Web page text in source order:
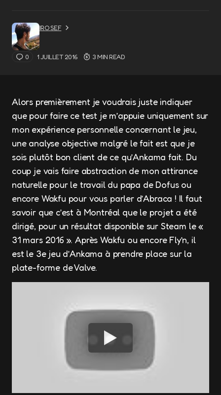
IRO SEF
0 1 JUILLET 2016 3 MIN READ
Alors premièrement je voudrais juste indiquer
que pour faire ce test je m’appuie uniquement sur
mon expérience personnelle concernant le jeu,
une analyse objective malgré le fait est que je
sois plutôt bon client de ce qu’Ankama fait. Du
coup je vais faire abstraction de mon attirance
naturelle pour le travail du papa de Dofus ou
encore Wakfu pour vous parler d’Abraca ! Il faut
savoir que c’est à Montréal que le projet a été
dirigé, pour un résultat disponible sur Steam le «
31 mars 2016 ». Après Wakfu ou encore Fly’n, il
est le 3e jeu d’Ankama à prendre place sur la
plate-forme de Valve.